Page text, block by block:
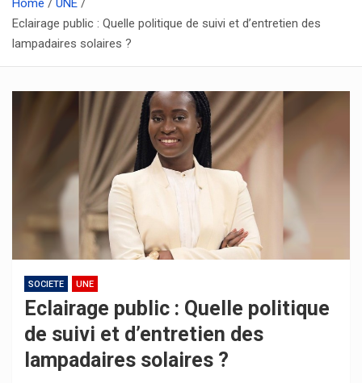
Home
UNE
Eclairage public : Quelle politique de suivi et d’entretien des
lampadaires solaires ?
SOCIETE UNE
Eclairage public : Quelle politique
de suivi et d’entretien des
lampadaires solaires ?